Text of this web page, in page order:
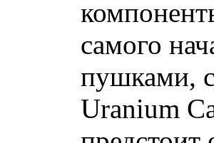
самого
пушками,
Uranium